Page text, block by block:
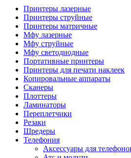
Камеры для
Аксессуары
Системы
Замки
Принтеры лазерные
Принтеры струйные
Принтеры матричные
Мфу лазерные
Мфу струйные
Мфу светодиодные
Портативные принтеры
Принтеры для печати наклеек
Копировальные аппараты
Сканеры
Плоттеры
Ламинаторы
Переплетчики
Резаки
Шредеры
Телефония
Аксессуары для